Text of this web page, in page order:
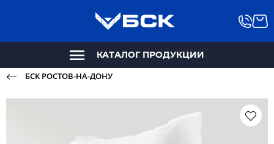
КАТАЛОГ ПРОДУКЦИИ
БСК РОСТОВ-НА-ДОНУ